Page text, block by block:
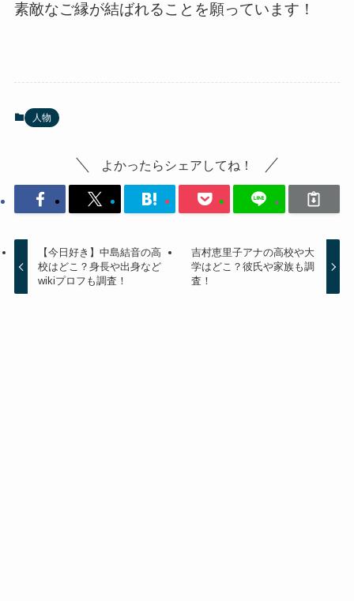
素敵なご縁が結ばれることを願っています！
人物
よかったらシェアしてね！
【今日好き】中島結音の高
校はどこ？身長や出身など
wikiプロフも調査！
吉村恵里子アナの高校や大
学はどこ？彼氏や家族も調
査！